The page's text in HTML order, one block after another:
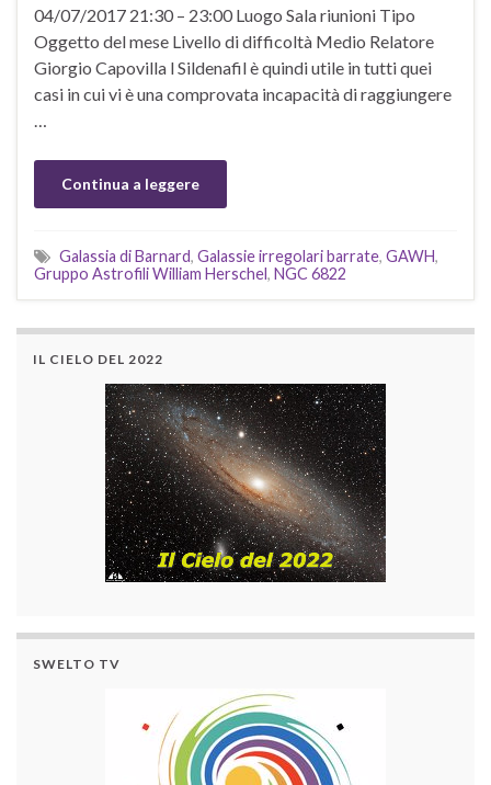
04/07/2017 21:30 – 23:00 Luogo Sala riunioni Tipo
Oggetto del mese Livello di difficoltà Medio Relatore
Giorgio Capovilla l Sildenafil è quindi utile in tutti quei
casi in cui vi è una comprovata incapacità di raggiungere
Continua a leggere
Galassia di Barnard, Galassie irregolari barrate, GAWH,
Gruppo Astrofili William Herschel, NGC 6822
IL CIELO DEL 2022
SWELTO TV